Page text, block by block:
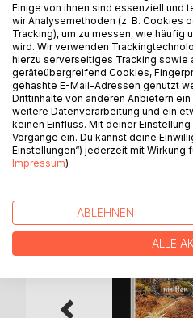
Zu ihrem Glück
Freunden dafür
Weil Zeit einmalig
Baeredel-Bücher
WEITERE
Einige von ihnen sind essenziell und
wir Analysemethoden (z. B. Cookies
Tracking), um zu messen, wie häufig
wird. Wir verwenden
hierzu serverseitiges Tracking sowie
geräteübergreifend Cookies,
gehashte E-Mail-Adressen genutzt
Drittinhalte von anderen Anbietern
weitere Datenverarbeitung und ein
keinen Einfluss. Mit deiner
Vorgänge ein. Du kannst deine
Einstellungen“) jederzeit mit Wirkung
Impressum)
ABLEHNEN
ALLE